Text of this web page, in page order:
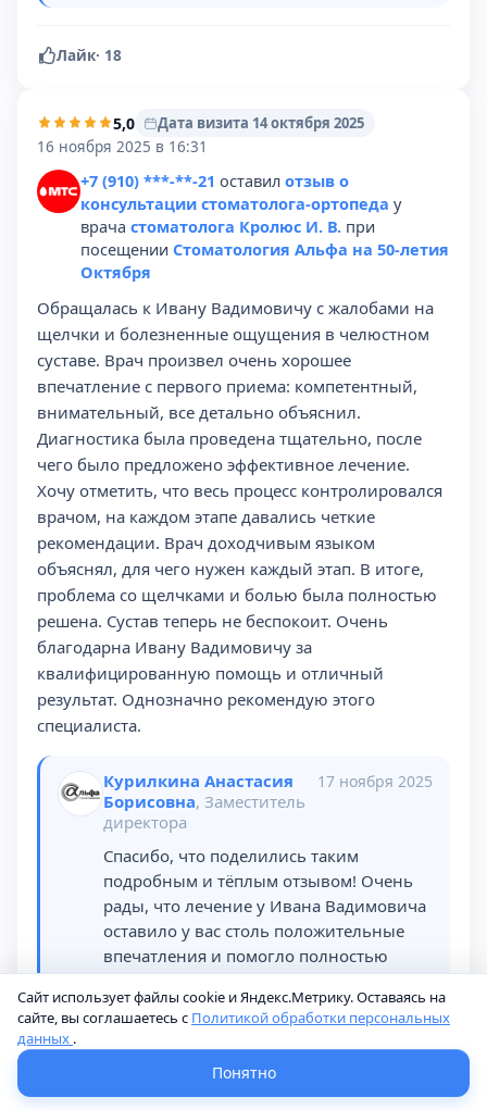
Лайк· 18
5,0
Дата визита 14 октября 2025
16 ноября 2025 в 16:31
+7 (910) ***-**-21 оставил отзыв о
консультации стоматолога-ортопеда у
врача стоматолога Кролюс И. В. при
посещении Стоматология Альфа на 50-летия
Октября
Обращалась к Ивану Вадимовичу с жалобами на
щелчки и болезненные ощущения в челюстном
суставе. Врач произвел очень хорошее
впечатление с первого приема: компетентный,
внимательный, все детально объяснил.
Диагностика была проведена тщательно, после
чего было предложено эффективное лечение.
Хочу отметить, что весь процесс контролировался
врачом, на каждом этапе давались четкие
рекомендации. Врач доходчивым языком
объяснял, для чего нужен каждый этап. В итоге,
проблема со щелчками и болью была полностью
решена. Сустав теперь не беспокоит. Очень
благодарна Ивану Вадимовичу за
квалифицированную помощь и отличный
результат. Однозначно рекомендую этого
специалиста.
Курилкина Анастасия
Борисовна, Заместитель
директора
17 ноября 2025
Спасибо, что поделились таким
подробным и тёплым отзывом! Очень
рады, что лечение у Ивана Вадимовича
оставило у вас столь положительные
впечатления и помогло полностью
решить проблему с суставом. Для нас
важно, что вы отметили тщательную
диагностику, внимательное отношение
и понятные объяснения на каждом
этапе — именно таким должен быть
Сайт использует файлы cookie и Яндекс.Метрику. Оставаясь на
сайте, вы соглашаетесь с Политикой обработки персональных
данных .
Понятно